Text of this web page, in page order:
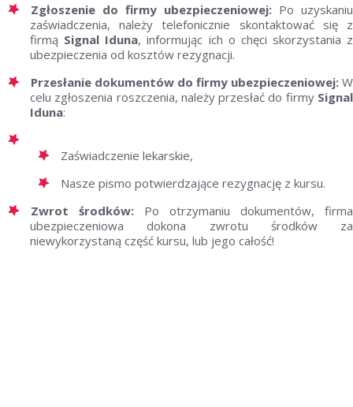
Zgłoszenie do firmy ubezpieczeniowej: Po uzyskaniu
zaświadczenia, należy telefonicznie skontaktować się z
firmą Signal Iduna, informując ich o chęci skorzystania z
ubezpieczenia od kosztów rezygnacji.
Przesłanie dokumentów do firmy ubezpieczeniowej: W
celu zgłoszenia roszczenia, należy przesłać do firmy Signal
Iduna:
Zaświadczenie lekarskie,
Nasze pismo potwierdzające rezygnację z kursu.
Zwrot środków: Po otrzymaniu dokumentów, firma
ubezpieczeniowa dokona zwrotu środków za
niewykorzystaną część kursu, lub jego całość!